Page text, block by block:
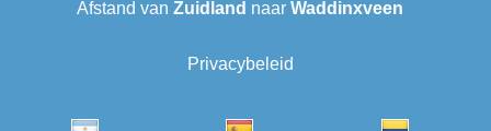
Afstand van Zuidland naar Waddinxveen
Privacybeleid